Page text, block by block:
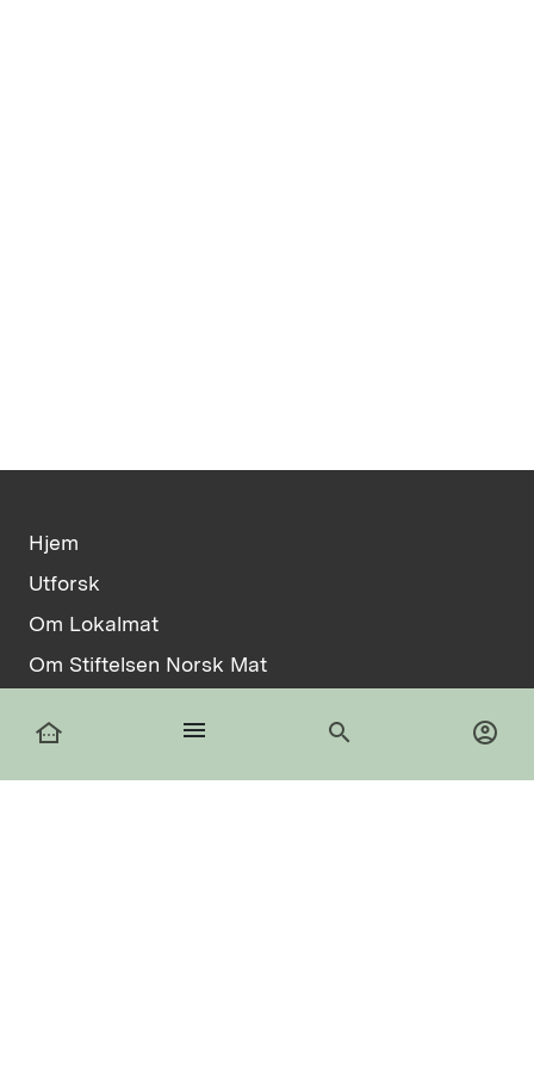
other_houses menu search account_circle
Hjem
Utforsk
Om Lokalmat
Om Stiftelsen Norsk Mat
Informasjonskapsler
facebook